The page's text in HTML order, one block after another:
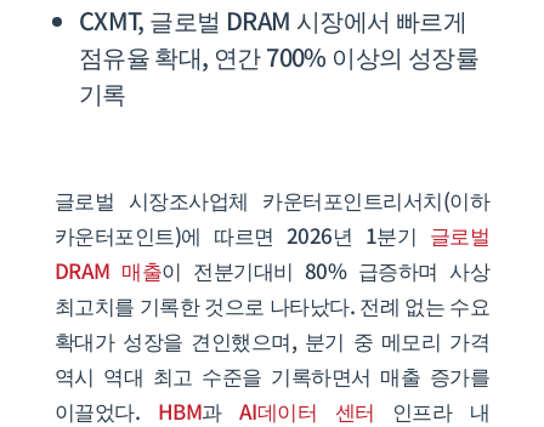
CXMT, 글로벌 DRAM 시장에서 빠르게
점유율 확대, 연간 700% 이상의 성장률
기록
글로벌 시장조사업체 카운터포인트리서치(이하
카운터포인트)에 따르면 2026년 1분기 글로벌
DRAM 매출이 전분기대비 80% 급증하며 사상
최고치를 기록한 것으로 나타났다. 전례 없는 수요
확대가 성장을 견인했으며, 분기 중 메모리 가격
역시 역대 최고 수준을 기록하면서 매출 증가를
이끌었다. HBM과 AI데이터 센터 인프라 내